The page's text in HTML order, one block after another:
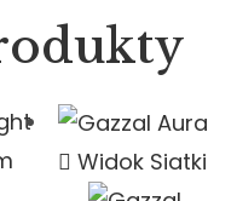
Widok Siatki